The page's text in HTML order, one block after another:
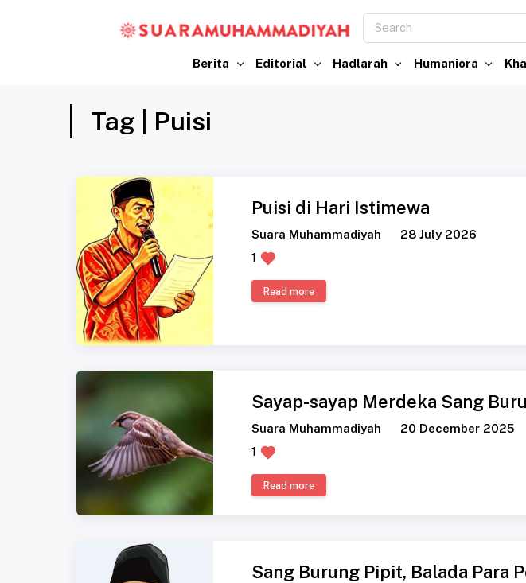
Berita Editorial Hadlarah Humaniora
Tag | Puisi
Puisi di Hari Istimewa
Suara Muhammadiyah
28 July 2026
1
Read more
Sayap-sayap Merdeka Sang
Suara Muhammadiyah
20 December 2025
1
Read more
Sang Burung Pipit, Balada Para